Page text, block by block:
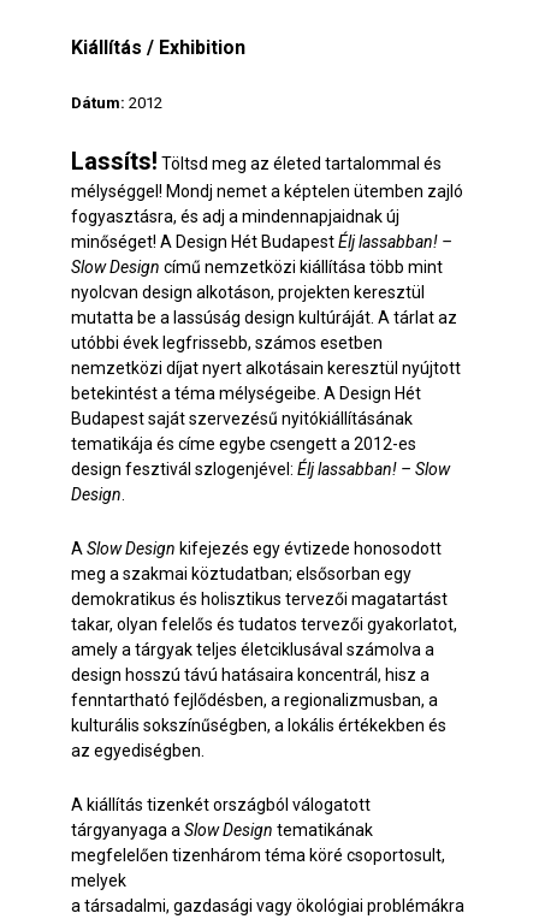
Kiállítás / Exhibition
Dátum: 2012
Lassíts! Töltsd meg az életed tartalommal és
mélységgel! Mondj nemet a képtelen ütemben zajló
fogyasztásra, és adj a mindennapjaidnak új
minőséget! A Design Hét BudapestÉlj lassabban! –
Slow Design című nemzetközi kiállítása több mint
nyolcvan design alkotáson, projekten keresztül
mutatta be a lassúság design kultúráját. A tárlat az
utóbbi évek legfrissebb, számos esetben
nemzetközi díjat nyert alkotásain keresztül nyújtott
betekintést a téma mélységeibe. A Design Hét
Budapest saját szervezésű nyitókiállításának
tematikája és címe egybe csengett a 2012-es
design fesztivál szlogenjével:Élj lassabban! – Slow
Design
ASlow Design kifejezés egy évtizede honosodott
meg a szakmai köztudatban; elsősorban egy
demokratikus és holisztikus tervezői magatartást
takar, olyan felelős és tudatos tervezői gyakorlatot,
amely a tárgyak teljes életciklusával számolva a
design hosszú távú hatásaira koncentrál, hisz a
fenntartható fejlődésben, a regionalizmusban, a
kulturális sokszínűségben, a lokális értékekben és
az egyediségben.
A kiállítás tizenkét országból válogatott
tárgyanyaga aSlow Design tematikának
megfelelően tizenhárom téma köré csoportosult,
melyek
a társadalmi, gazdasági vagy ökológiai problémákra